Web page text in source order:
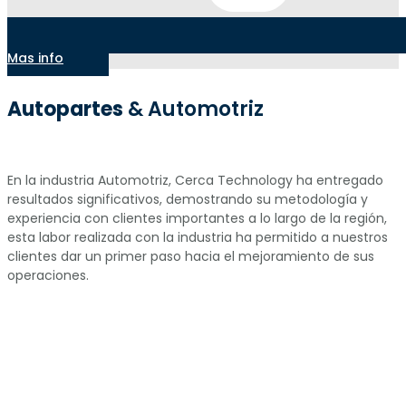
Mas info
Autopartes & Automotriz
En la industria Automotriz, Cerca Technology ha entregado
resultados significativos, demostrando su metodología y
experiencia con clientes importantes a lo largo de la región,
esta labor realizada con la industria ha permitido a nuestros
clientes dar un primer paso hacia el mejoramiento de sus
operaciones.